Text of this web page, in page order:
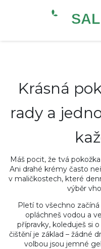
Krásná
rady a
Máš pocit, že tvá
Ani drahé krémy často
v maličkostech, které
výběr
Pletí to všechno
opláchneš vodou a
přípravky, koleduješ si
čištění je základ – žádné
volbou jsou jemné